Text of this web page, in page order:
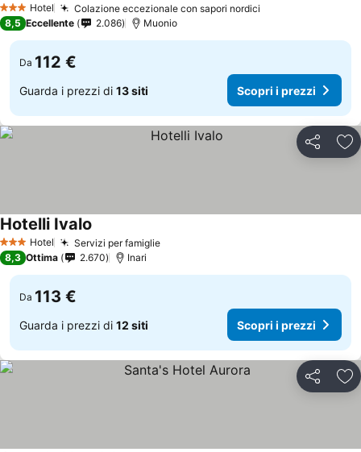
3 StelleHotel Colazione eccezionale con sapori nordici
8,5 Eccellente 2.086 Muonio
Da 112 €
Guarda i prezzi di 13 siti Scopri i prezzi
Condividi
3 StelleHotel Servizi per famiglie
Hotelli Ivalo
8,3 Ottima 2.670 Inari
Da 113 €
Guarda i prezzi di 12 siti Scopri i prezzi
Condividi